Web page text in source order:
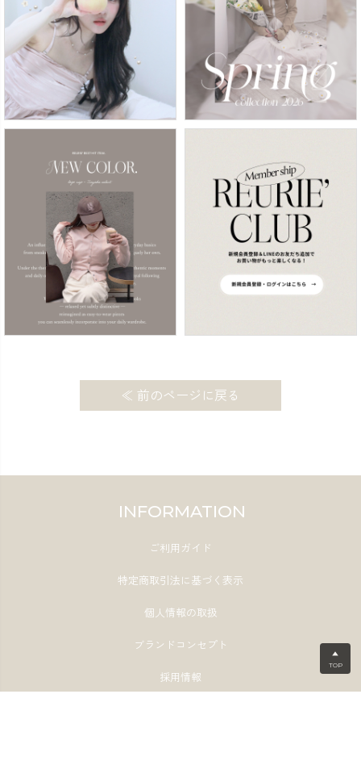
≪ 前のページに戻る
▲
TOP
INFORMATION
ご利用ガイド
特定商取引法に基づく表示
個人情報の取扱
ブランドコンセプト
採用情報